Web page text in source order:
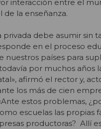
interacción entre el
de la enseñanza.
privada debe asumir sin
en el proceso
nuestros países para
por muchos años
afirmó el rector y,
los más de cien
estos problemas,
escuelas las propias
productoras? Allí